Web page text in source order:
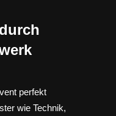
perfekt
wie Technik,